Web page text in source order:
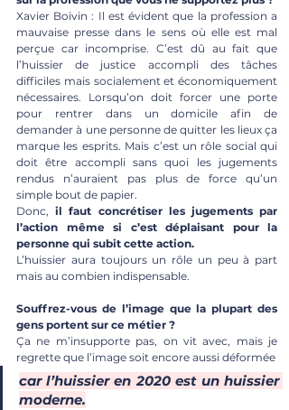
Xavier Boivin : Il est évident que la profession a
mauvaise presse dans le sens où elle est mal
perçue car incomprise. C’est dû au fait que
l’huissier de justice accompli des tâches
difficiles mais socialement et économiquement
nécessaires. Lorsqu’on doit forcer une porte
pour rentrer dans un domicile afin de
demander à une personne de quitter les lieux ça
marque les esprits. Mais c’est un rôle social qui
doit être accompli sans quoi les jugements
rendus n’auraient pas plus de force qu’un
simple bout de papier.
Donc, il faut concrétiser les jugements par
l’action même si c’est déplaisant pour la
personne qui subit cette action.
L’huissier aura toujours un rôle un peu à part
mais au combien indispensable.
Souffrez-vous de l’image que la plupart des
gens portent sur ce métier ?
Ça ne m’insupporte pas, on vit avec, mais je
car l’huissier en 2020 est un huissier
moderne.